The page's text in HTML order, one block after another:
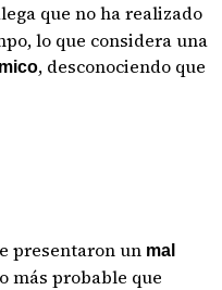
que no ha realizado
lo que considera una
, desconociendo que
presentaron un mal
más probable que